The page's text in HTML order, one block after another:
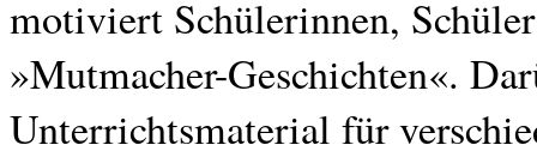
motiviert Schülerinnen,
»Mutmacher-Geschichten«.
Unterrichtsmaterial für